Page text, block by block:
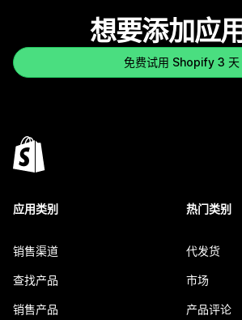
想要添加应
免费试用 Shopify 3 天
应用类别
销售渠道
查找产品
销售产品
热门类别
代发货
市场
产品评论